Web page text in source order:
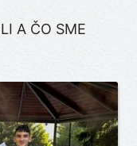
A ČO SME